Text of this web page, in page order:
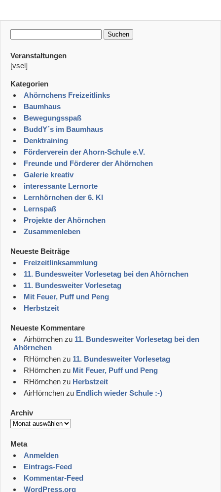
Suchen
nach:
Veranstaltungen
[vsel]
Kategorien
Ahörnchens Freizeitlinks
Baumhaus
Bewegungsspaß
BuddY´s im Baumhaus
Denktraining
Förderverein der Ahorn-Schule e.V.
Freunde und Förderer der Ahörnchen
Galerie kreativ
interessante Lernorte
Lernhörnchen der 6. Kl
Lernspaß
Projekte der Ahörnchen
Zusammenleben
Neueste Beiträge
Freizeitlinksammlung
11. Bundesweiter Vorlesetag bei den Ahörnchen
11. Bundesweiter Vorlesetag
Mit Feuer, Puff und Peng
Herbstzeit
Neueste Kommentare
Airhörnchen zu 11. Bundesweiter Vorlesetag bei den
Ahörnchen
RHörnchen zu 11. Bundesweiter Vorlesetag
RHörnchen zu Mit Feuer, Puff und Peng
RHörnchen zu Herbstzeit
AirHörnchen zu Endlich wieder Schule :-)
ArchivArchiv
Meta
Anmelden
Eintrags-Feed
Kommentar-Feed
WordPress.org